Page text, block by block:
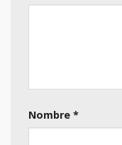
Nombre *